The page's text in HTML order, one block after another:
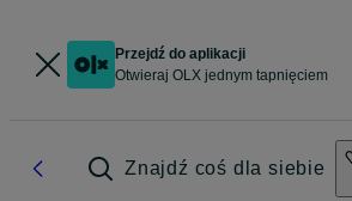
Przejdź do aplikacji
Otwieraj OLX jednym tapnięciem
Znajdź coś dla siebie